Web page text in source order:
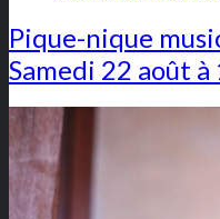
Pique-nique
Samedi 22 août